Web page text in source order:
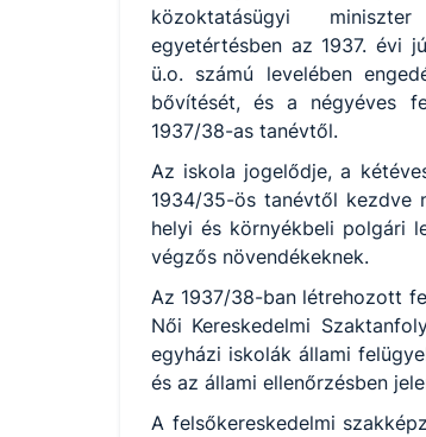
közoktatásügyi
egyetértésben az 1937. évi
ü.o. számú levelében
bővítését, és a négyéves
1937/38-as tanévtől.
Az iskola jogelődje, a
1934/35-ös tanévtől kezdve
helyi és környékbeli polgári
végzős növendékeknek.
Az 1937/38-ban létrehozott
Női Kereskedelmi
egyházi iskolák állami
és az állami ellenőrzésben
A felsőkereskedelmi